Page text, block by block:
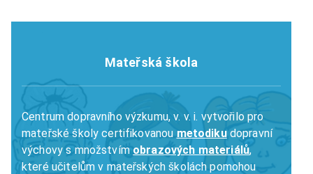
Mateřská škola
Centrum dopravního výzkumu, v. v. i. vytvořilo pro
mateřské školy certifikovanou metodikudopravní
výchovy s množstvím obrazových materiálů,
které učitelům v mateřských školách pomohou